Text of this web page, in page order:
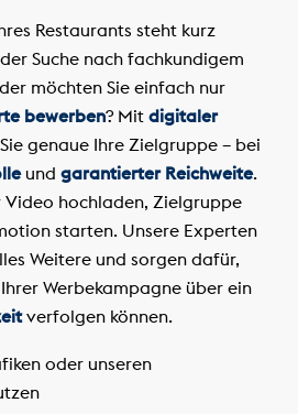
Restaurants steht kurz
Suche nach fachkundigem
möchten Sie einfach nur
bewerben? Mit digitaler
genaue Ihre Zielgruppe – bei
und garantierter Reichweite.
hochladen, Zielgruppe
starten. Unsere Experten
Weitere und sorgen dafür,
Werbekampagne über ein
verfolgen können.
oder unseren